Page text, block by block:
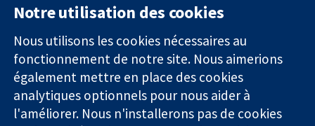
Des données
probantes.
Des décisions
éclairées.
Une meilleure
11-13 Cavendish
Square
Londres
W1G0AN
Royaume-Uni
nous
Actualités
presse
Qui sommes-
nous
Notre utilisation des cookies
Nous utilisons les cookies nécessaires au
fonctionnement de notre site. Nous aimerions
également mettre en place des cookies
analytiques optionnels pour nous aider à
l'améliorer. Nous n'installerons pas de cookies